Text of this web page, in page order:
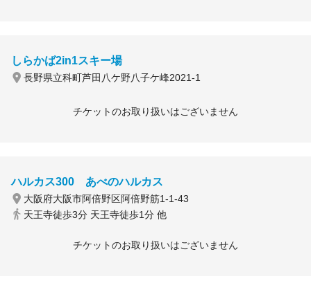
しらかば2in1スキー場
長野県立科町芦田八ケ野八子ケ峰2021-1
チケットのお取り扱いはございません
ハルカス300 あべのハルカス
大阪府大阪市阿倍野区阿倍野筋1-1-43
天王寺徒歩3分 天王寺徒歩1分 他
チケットのお取り扱いはございません